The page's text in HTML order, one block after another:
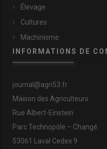
Élevage
Cultures
Machinisme
INFORMATIONS DE
journal@agri53.fr
Maison des Agriculteurs
Rue Albert-Einstein
Parc Technopôle – Changé
53061 Laval Cedex 9